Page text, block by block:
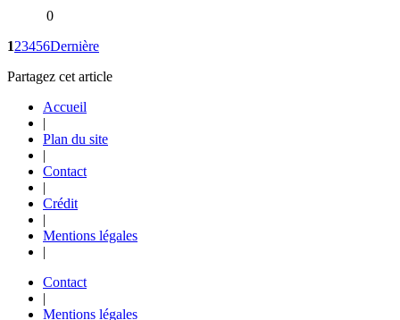
0
123456Dernière
Partagez cet article
Accueil
|
Plan du site
|
Contact
|
Crédit
|
Mentions légales
|
Contact
|
Mentions légales